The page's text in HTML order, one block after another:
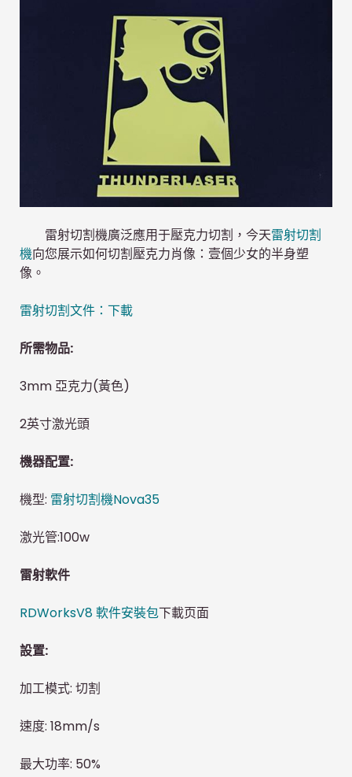
雷射切割機廣泛應用于壓克力切割，今天雷射切割
機向您展示如何切割壓克力肖像：壹個少女的半身塑
像。
雷射切割文件： 下載
所需物品:
3mm 亞克力(黃色)
2英寸激光頭
機器配置:
機型: 雷射切割機Nova35
激光管:100w
雷射軟件
RDWorksV8 軟件安裝包下載页面
設置:
加工模式: 切割
速度: 18mm/s
最大功率: 50%